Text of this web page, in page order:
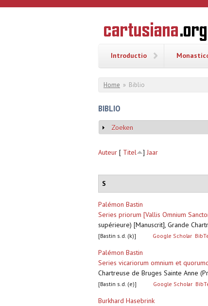
Overslaan en naar de inhoud gaan
Geschiedenis
van de
Introductio
U bent hier
Home » Biblio
BIBLIO
Weergeven
Zoeken
Auteur [ Titel ] Jaar
S
Palémon Bastin
Series priorum [Vallis Omnium
supérieure) [Manuscrit], Grande
[Bastin s.d. (k)] Google Scholar
Palémon Bastin
Series vicariorum omnium et
Chartreuse de Bruges Sainte Anne
[Bastin s.d. (e)] Google Scholar
Burkhard Hasebrink